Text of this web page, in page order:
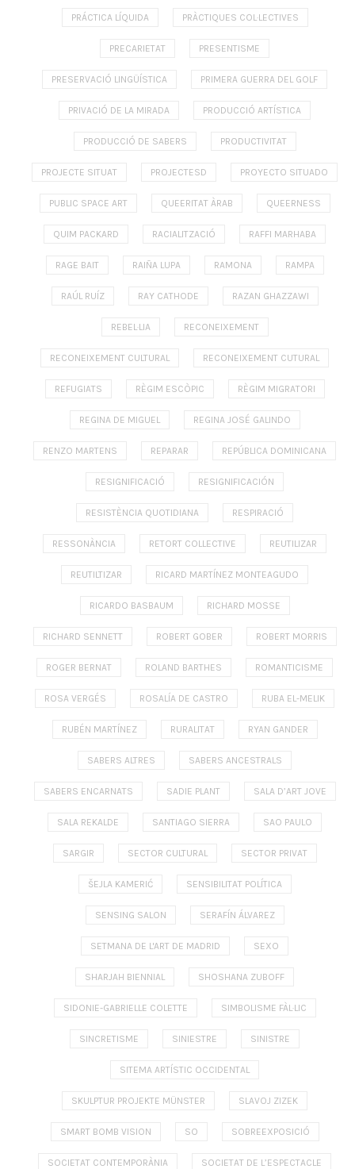
PRÁCTICA LÍQUIDA PRÀCTIQUES COL·LECTIVES
PRECARIETAT PRESENTISME
PRESERVACIÓ LINGÜÍSTICA PRIMERA GUERRA DEL GOLF
PRIVACIÓ DE LA MIRADA PRODUCCIÓ ARTÍSTICA
PRODUCCIÓ DE SABERS PRODUCTIVITAT
PROJECTE SITUAT PROJECTESD PROYECTO SITUADO
PUBLIC SPACE ART QUEERITAT ÀRAB QUEERNESS
QUIM PACKARD RACIALITZACIÓ RAFFI MARHABA
RAGE BAIT RAIÑA LUPA RAMONA RAMPA
RAÚL RUÍZ RAY CATHODE RAZAN GHAZZAWI
REBEL·LIA RECONEIXEMENT
RECONEIXEMENT CULTURAL RECONEIXEMENT CUTURAL
REFUGIATS RÈGIM ESCÒPIC RÈGIM MIGRATORI
REGINA DE MIGUEL REGINA JOSÉ GALINDO
RENZO MARTENS REPARAR REPÚBLICA DOMINICANA
RESIGNIFICACIÓ RESIGNIFICACIÓN
RESISTÈNCIA QUOTIDIANA RESPIRACIÓ
RESSONÀNCIA RETORT COLLECTIVE REUTILIZAR
REUTILTIZAR RICARD MARTÍNEZ MONTEAGUDO
RICARDO BASBAUM RICHARD MOSSE
RICHARD SENNETT ROBERT GOBER ROBERT MORRIS
ROGER BERNAT ROLAND BARTHES ROMANTICISME
ROSA VERGÉS ROSALÍA DE CASTRO RUBA EL-MELIK
RUBÉN MARTÍNEZ RURALITAT RYAN GANDER
SABERS ALTRES SABERS ANCESTRALS
SABERS ENCARNATS SADIE PLANT SALA D’ART JOVE
SALA REKALDE SANTIAGO SIERRA SAO PAULO
SARGIR SECTOR CULTURAL SECTOR PRIVAT
ŠEJLA KAMERIĆ SENSIBILITAT POLÍTICA
SENSING SALON SERAFÍN ÁLVAREZ
SETMANA DE L'ART DE MADRID SEXO
SHARJAH BIENNIAL SHOSHANA ZUBOFF
SIDONIE-GABRIELLE COLETTE SIMBOLISME FÀL·LIC
SINCRETISME SINIESTRE SINISTRE
SITEMA ARTÍSTIC OCCIDENTAL
SKULPTUR PROJEKTE MÜNSTER SLAVOJ ZIZEK
SMART BOMB VISION SO SOBREEXPOSICIÓ
SOCIETAT CONTEMPORÀNIA SOCIETAT DE L’ESPECTACLE